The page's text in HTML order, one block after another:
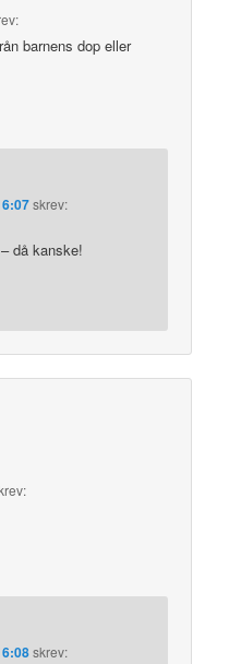
barnens dop eller
skrev:
då kanske!
skrev: